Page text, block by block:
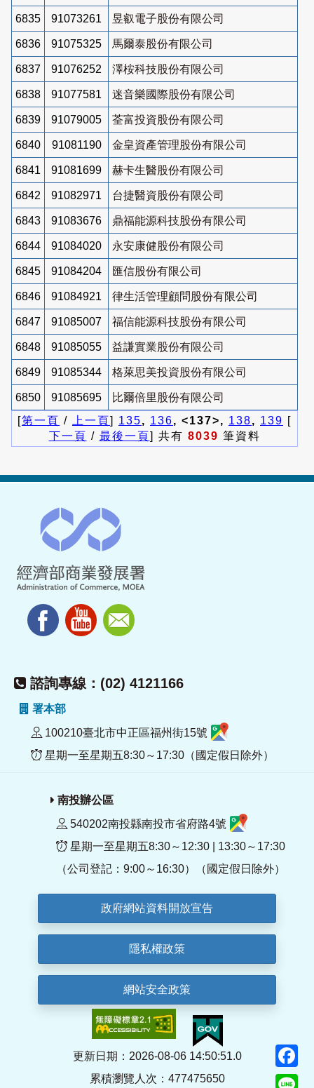
6835 91073261 昱叡電子股份有限公司
6836 91075325 馬爾泰股份有限公司
6837 91076252 澤桉科技股份有限公司
6838 91077581 迷音樂國際股份有限公司
6839 91079005 荃富投資股份有限公司
6840 91081190 金皇資產管理股份有限公司
6841 91081699 赫卡生醫股份有限公司
6842 91082971 台捷醫資股份有限公司
6843 91083676 鼎福能源科技股份有限公司
6844 91084020 永安康健股份有限公司
6845 91084204 匯信股份有限公司
6846 91084921 律生活管理顧問股份有限公司
6847 91085007 福信能源科技股份有限公司
6848 91085055 益謙實業股份有限公司
6849 91085344 格萊思美投資股份有限公司
6850 91085695
比爾倍里股份有限公司
[第一頁 / 上一頁] 135, 136, <137>, 138, 139 [
下一頁 / 最後一頁] 共有 8039 筆資料
諮詢專線：(02) 4121166
署本部
100210臺北市中正區福州街15號
星期一至星期五8:30～17:30（國定假日除外）
南投辦公區
540202南投縣南投市省府路4號
星期一至星期五8:30～12:30 | 13:30～17:30
（公司登記：9:00～16:30）（國定假日除外）
政府網站資料開放宣告
隱私權政策
網站安全政策
更新日期：2026-08-06 14:50:51.0
累積瀏覽人次：477475650